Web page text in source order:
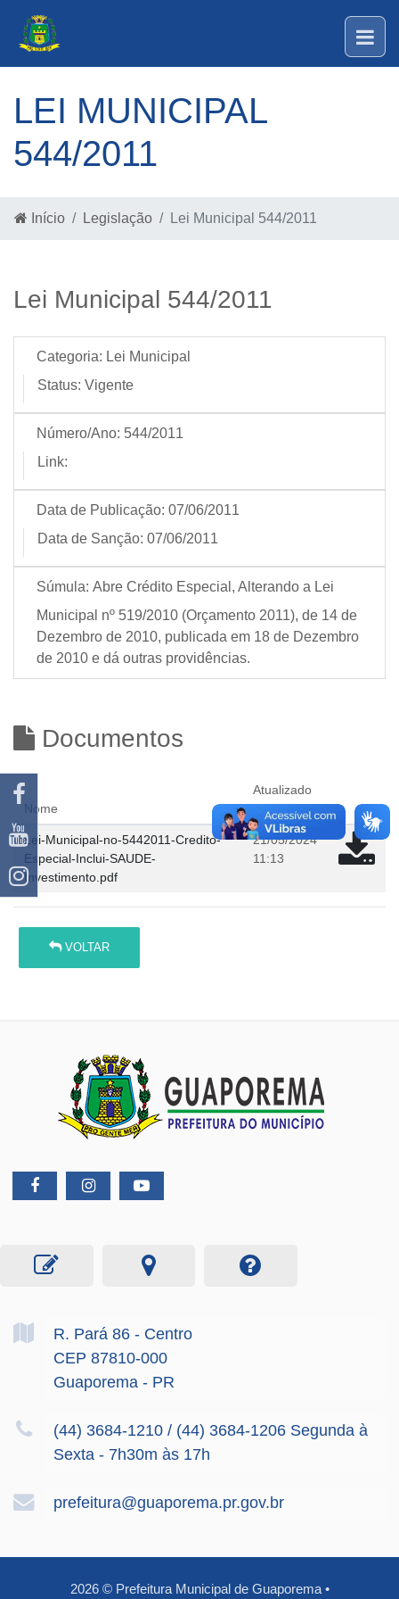
LEI MUNICIPAL
544/2011
Início Legislação Lei Municipal 544/2011
Lei Municipal 544/2011
Categoria: Lei Municipal
Status: Vigente
Número/Ano: 544/2011
Link:
Data de Publicação: 07/06/2011
Data de Sanção: 07/06/2011
Súmula: Abre Crédito Especial, Alterando a Lei
Municipal nº 519/2010 (Orçamento 2011), de 14 de
Dezembro de 2010, publicada em 18 de Dezembro
de 2010 e dá outras providências.
Documentos
Nome
Atualizado
em
Lei-Municipal-no-5442011-Credito-
Especial-Inclui-SAUDE-
Investimento.pdf
21/05/2024
11:13
VOLTAR
R. Pará 86 - Centro
CEP 87810-000
Guaporema - PR
(44) 3684-1210 / (44) 3684-1206 Segunda à
Sexta - 7h30m às 17h
prefeitura@guaporema.pr.gov.br
2026 © Prefeitura Municipal de Guaporema •